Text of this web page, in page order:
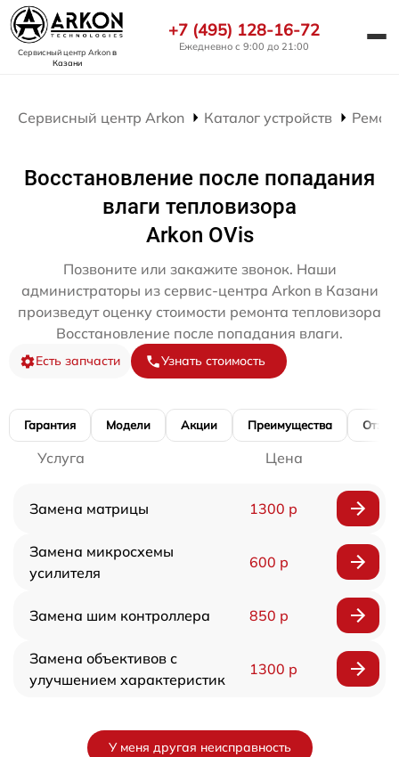
Сервисный центр Arkonв
Казани
+7 (495) 128-16-72
Ежедневно с 9:00 до 21:00
Сервисный центр Arkon Каталог устройств
Восстановление после попадания
влаги тепловизора
Arkon OVis
Позвоните или закажите звонок. Наши
администраторы из сервис-центра Arkon в Казани
произведут оценку стоимости ремонта тепловизора
Восстановление после попадания влаги.
Есть запчасти Узнать стоимость
Гарантия Модели Акции Преимущества
Услуга Цена
Замена матрицы 1300 р
Замена микросхемы
усилителя
600 р
Замена шим контроллера 850 р
Замена объективов с
улучшением характеристик
1300 р
У меня другая неисправность